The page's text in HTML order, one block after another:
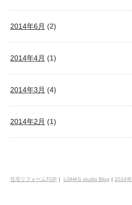
2014年6月 (2)
2014年4月 (1)
2014年3月 (4)
2014年2月 (1)
住宅リフォームTOP ｜ LOHAS studio Blog ｜ 2014年